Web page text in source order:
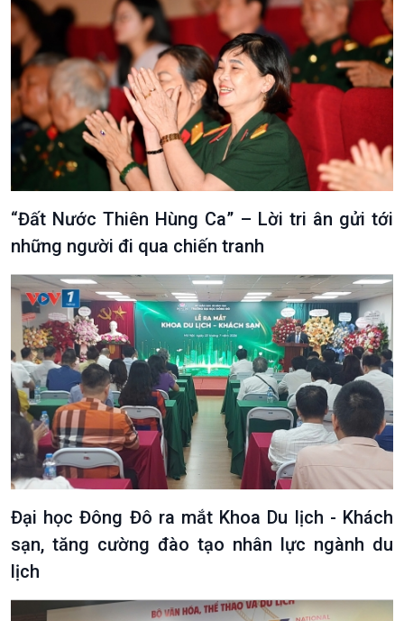
Văn hoá & Du lịch
Tin Văn hoá & Du lịch
Chát với người nổi tiếng
Câu chuyện Thể thao
Multimedia
Video
Infographic
E-Magazine
“Đất Nước Thiên Hùng Ca” – Lời tri ân gửi tới
những người đi qua chiến tranh
Đại học Đông Đô ra mắt Khoa Du lịch - Khách
sạn, tăng cường đào tạo nhân lực ngành du
lịch